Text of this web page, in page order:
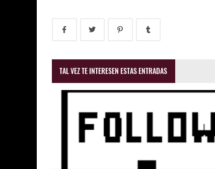
TAL VEZ TE INTERESEN ESTAS ENTRADAS